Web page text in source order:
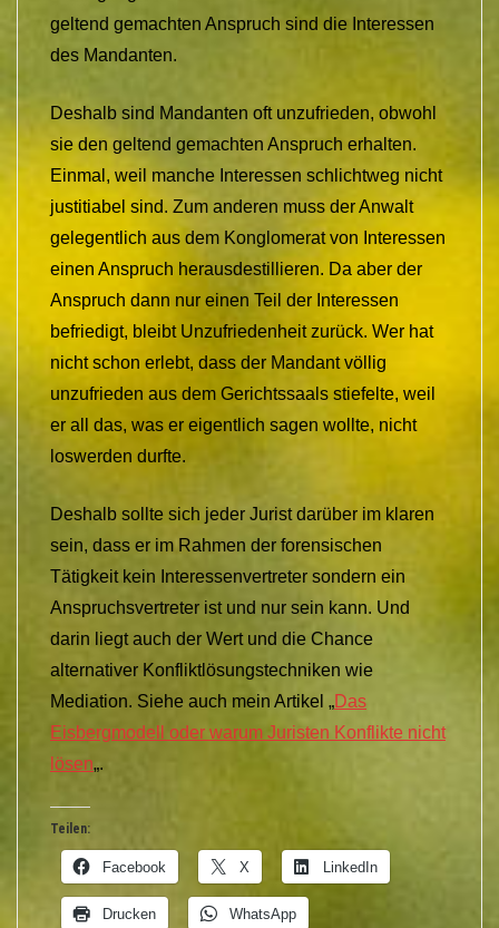
geltend gemachten Anspruch sind die Interessen
des Mandanten.
Deshalb sind Mandanten oft unzufrieden, obwohl
sie den geltend gemachten Anspruch erhalten.
Einmal, weil manche Interessen schlichtweg nicht
justitiabel sind. Zum anderen muss der Anwalt
gelegentlich aus dem Konglomerat von Interessen
einen Anspruch herausdestillieren. Da aber der
Anspruch dann nur einen Teil der Interessen
befriedigt, bleibt Unzufriedenheit zurück. Wer hat
nicht schon erlebt, dass der Mandant völlig
unzufrieden aus dem Gerichtssaals stiefelte, weil
er all das, was er eigentlich sagen wollte, nicht
loswerden durfte.
Deshalb sollte sich jeder Jurist darüber im klaren
sein, dass er im Rahmen der forensischen
Tätigkeit kein Interessenvertreter sondern ein
Anspruchsvertreter ist und nur sein kann. Und
darin liegt auch der Wert und die Chance
alternativer Konfliktlösungstechniken wie
Mediation. Siehe auch mein Artikel „Das
Eisbergmodell oder warum Juristen Konflikte nicht
lösen„.
Teilen:
Facebook X LinkedIn
Drucken WhatsApp